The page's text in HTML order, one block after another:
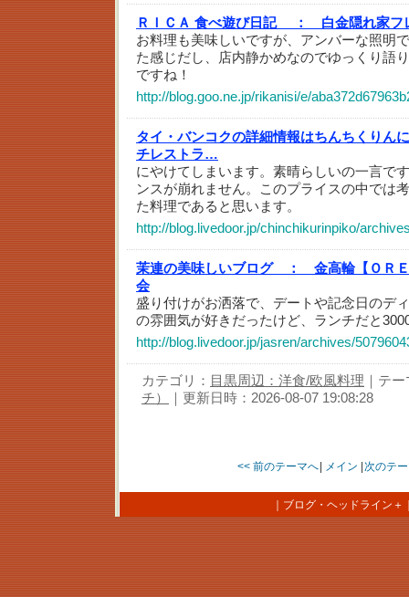
ＲＩＣＡ 食べ遊び日記 ：
白金隠れ家フ
お料理も美味しいですが、アンバーな照明
た感じだし、店内静かめなのでゆっくり語
ですね！
http://blog.goo.ne.jp/rikanisi/e/
タイ・バンコクの詳細情報はちんちくりん
チレストラ…
にやけてしまいます。素晴らしいの一言で
ンスが崩れません。このプライスの中では
た料理であると思います。
http://blog.livedoor.jp/chinchikurinpiko/
茉連の美味しいブログ ：
金高輪【ＯＲ
会
盛り付けがお洒落で、デートや記念日のデ
の雰囲気が好きだったけど、ランチだと
http://blog.livedoor.jp/jasren/archives/
カテゴリ： 目黒周辺：洋食/欧風料理 ｜テ
チ）
｜更新日時：2026-08-07 19:08:28
<< 前のテーマへ メイン 次のテ
ブログ・ヘッドライン＋